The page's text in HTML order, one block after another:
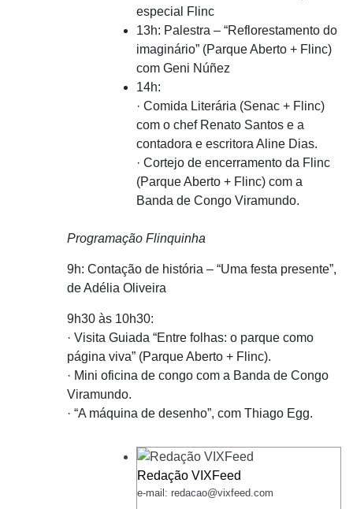
especial Flinc
13h: Palestra – “Reflorestamento do
imaginário” (Parque Aberto + Flinc)
com Geni Núñez
14h:
· Comida Literária (Senac + Flinc)
com o chef Renato Santos e a
contadora e escritora Aline Dias.
· Cortejo de encerramento da Flinc
(Parque Aberto + Flinc) com a
Banda de Congo Viramundo.
Programação Flinquinha
9h: Contação de história – “Uma festa presente”,
de Adélia Oliveira
9h30 às 10h30:
· Visita Guiada “Entre folhas: o parque como
página viva” (Parque Aberto + Flinc).
· Mini oficina de congo com a Banda de Congo
Viramundo.
· “A máquina de desenho”, com Thiago Egg.
Redação VIXFeed
e-mail: redacao@vixfeed.com